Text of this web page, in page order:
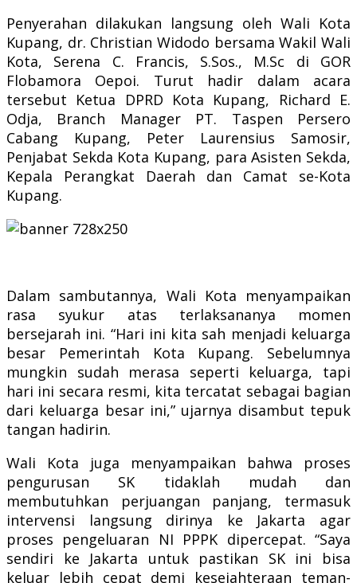
Penyerahan dilakukan langsung oleh Wali Kota
Kupang, dr. Christian Widodo bersama Wakil Wali
Kota, Serena C. Francis, S.Sos., M.Sc di GOR
Flobamora Oepoi. Turut hadir dalam acara
tersebut Ketua DPRD Kota Kupang, Richard E.
Odja, Branch Manager PT. Taspen Persero
Cabang Kupang, Peter Laurensius Samosir,
Penjabat Sekda Kota Kupang, para Asisten Sekda,
Kepala Perangkat Daerah dan Camat se-Kota
Kupang.
Dalam sambutannya, Wali Kota menyampaikan
rasa syukur atas terlaksananya momen
bersejarah ini. “Hari ini kita sah menjadi keluarga
besar Pemerintah Kota Kupang. Sebelumnya
mungkin sudah merasa seperti keluarga, tapi
hari ini secara resmi, kita tercatat sebagai bagian
dari keluarga besar ini,” ujarnya disambut tepuk
tangan hadirin.
Wali Kota juga menyampaikan bahwa proses
pengurusan SK tidaklah mudah dan
membutuhkan perjuangan panjang, termasuk
intervensi langsung dirinya ke Jakarta agar
proses pengeluaran NI PPPK dipercepat. “Saya
sendiri ke Jakarta untuk pastikan SK ini bisa
keluar lebih cepat demi kesejahteraan teman-